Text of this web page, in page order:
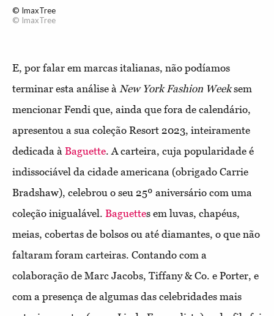
© ImaxTree
© ImaxTree
E, por falar em marcas italianas, não podíamos
terminar esta análise à New York Fashion Weeksem
mencionar Fendi que, ainda que fora de calendário,
apresentou a sua coleção Resort 2023, inteiramente
dedicada à Baguette. A carteira, cuja popularidade é
indissociável da cidade americana (obrigado Carrie
Bradshaw), celebrou o seu 25º aniversário com uma
coleção inigualável. Baguettes em luvas, chapéus,
meias, cobertas de bolsos ou até diamantes, o que não
faltaram foram carteiras. Contando com a
colaboração de Marc Jacobs, Tiffany & Co. e Porter, e
com a presença de algumas das celebridades mais